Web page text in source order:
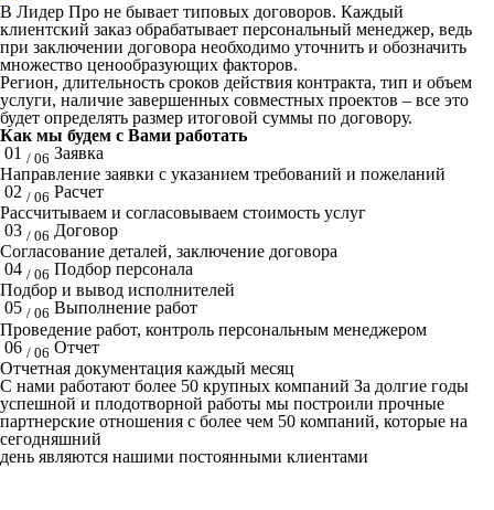
В Лидер Про не бывает типовых договоров. Каждый
клиентский заказ обрабатывает персональный менеджер, ведь
при заключении договора необходимо уточнить и обозначить
множество ценообразующих факторов.
Регион, длительность сроков действия контракта, тип и объем
услуги, наличие завершенных совместных проектов – все это
будет определять размер итоговой суммы по договору.
Как мы будем с Вами работать
01 / 06 Заявка
Направление заявки с указанием требований и пожеланий
02 / 06 Расчет
Рассчитываем и согласовываем стоимость услуг
03 / 06 Договор
Согласование деталей, заключение договора
04 / 06 Подбор персонала
Подбор и вывод исполнителей
05 / 06 Выполнение работ
Проведение работ, контроль персональным менеджером
06 / 06 Отчет
Отчетная документация каждый месяц
C нами работают более 50 крупных компаний За долгие годы
успешной и плодотворной работы мы построили прочные
партнерские отношения с более чем 50 компаний, которые на
сегодняшний
день являются нашими постоянными клиентами